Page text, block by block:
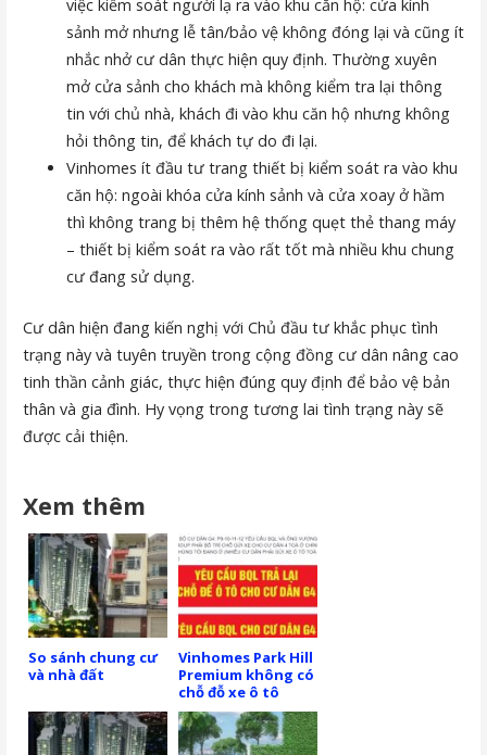
việc kiểm soát người lạ ra vào khu căn hộ: cửa kính
sảnh mở nhưng lễ tân/bảo vệ không đóng lại và cũng ít
nhắc nhở cư dân thực hiện quy định. Thường xuyên
mở cửa sảnh cho khách mà không kiểm tra lại thông
tin với chủ nhà, khách đi vào khu căn hộ nhưng không
hỏi thông tin, để khách tự do đi lại.
Vinhomes ít đầu tư trang thiết bị kiểm soát ra vào khu
căn hộ: ngoài khóa cửa kính sảnh và cửa xoay ở hầm
thì không trang bị thêm hệ thống quẹt thẻ thang máy
– thiết bị kiểm soát ra vào rất tốt mà nhiều khu chung
cư đang sử dụng.
Cư dân hiện đang kiến nghị với Chủ đầu tư khắc phục tình
trạng này và tuyên truyền trong cộng đồng cư dân nâng cao
tinh thần cảnh giác, thực hiện đúng quy định để bảo vệ bản
thân và gia đình. Hy vọng trong tương lai tình trạng này sẽ
được cải thiện.
Xem thêm
So sánh chung cư
và nhà đất
Vinhomes Park Hill
Premium không có
chỗ đỗ xe ô tô